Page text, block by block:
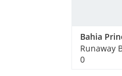
Runaway
0